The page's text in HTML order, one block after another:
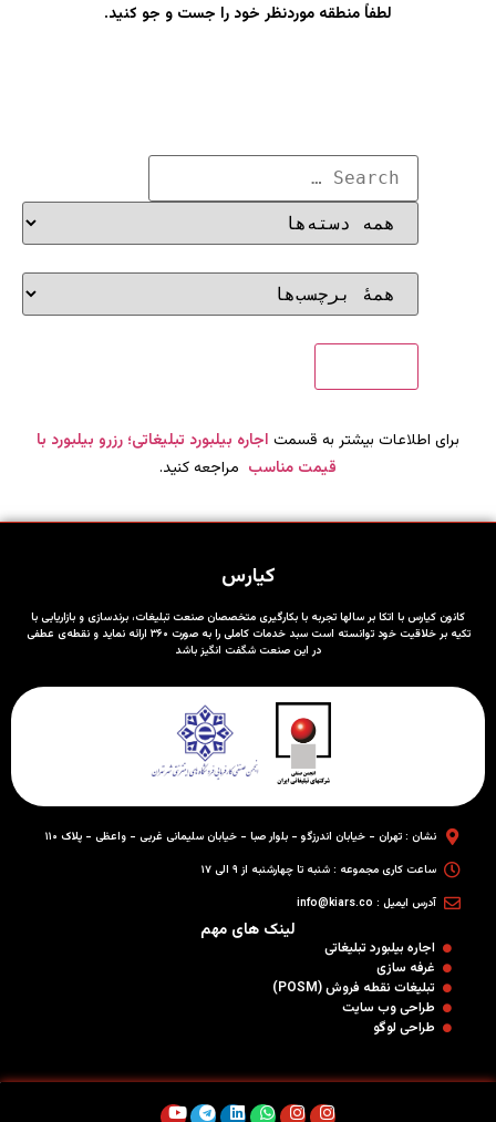
لطفاً منطقه موردنظر خود را جست و جو کنید.
برای اطلاعات بیشتر به قسمت اجاره بیلبورد تبلیغاتی؛ رزرو بیلبورد با
قیمت مناسب مراجعه کنید.
کیارس
کانون کیارس با اتکا بر سالها تجربه با بکارگیری متخصصان صنعت تبلیغات، برندسازی و بازاریابی با
تکیه بر خلاقیت خود توانسته است سبد خدمات کاملی را به صورت ۳۶۰ ارائه نماید و نقطه‌ی عطفی
در این صنعت شگفت انگیز باشد
نشان : تهران - خیابان اندرزگو - بلوار صبا - خیابان سلیمانی غربی - واعظی - پلاک ۱۱۰
ساعت کاری مجموعه : شنبه تا چهارشنبه از ۹ الی ۱۷
آدرس ایمیل : info@kiars.co
لینک های مهم
اجاره بیلبورد تبلیغاتی
غرفه سازی
تبلیغات نقطه فروش (POSM)
طراحی وب سایت
طراحی لوگو